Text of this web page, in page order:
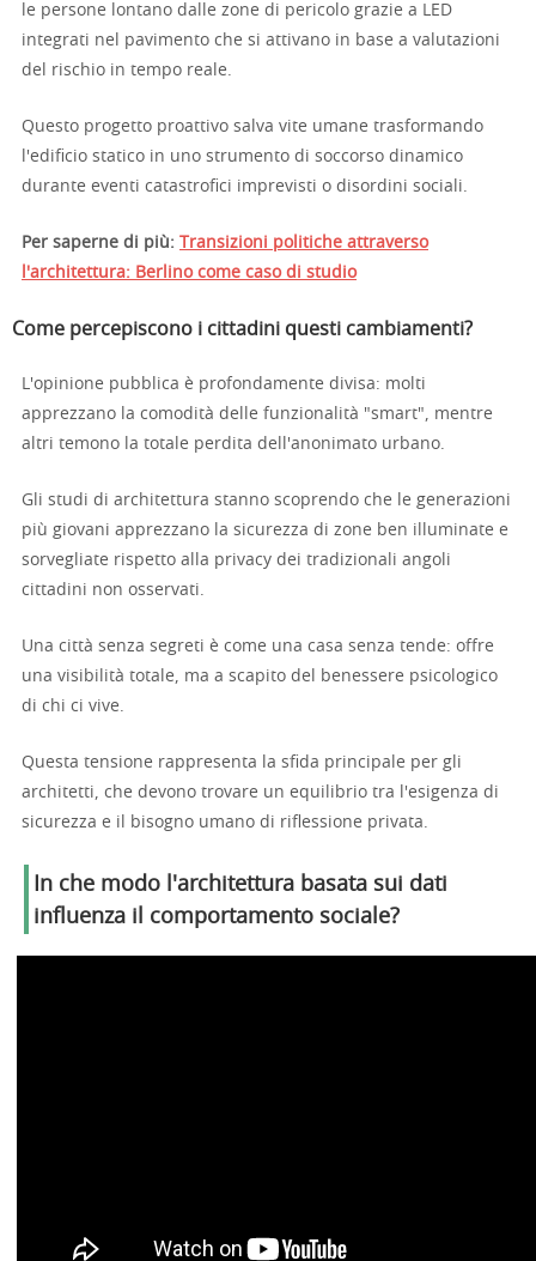
le persone lontano dalle zone di pericolo grazie a LED
integrati nel pavimento che si attivano in base a valutazioni
del rischio in tempo reale.
Questo progetto proattivo salva vite umane trasformando
l'edificio statico in uno strumento di soccorso dinamico
durante eventi catastrofici imprevisti o disordini sociali.
Per saperne di più:
Transizioni politiche attraverso
l'architettura: Berlino come caso di studio
Come percepiscono i cittadini questi cambiamenti?
L'opinione pubblica è profondamente divisa: molti
apprezzano la comodità delle funzionalità "smart", mentre
altri temono la totale perdita dell'anonimato urbano.
Gli studi di architettura stanno scoprendo che le generazioni
più giovani apprezzano la sicurezza di zone ben illuminate e
sorvegliate rispetto alla privacy dei tradizionali angoli
cittadini non osservati.
Una città senza segreti è come una casa senza tende: offre
una visibilità totale, ma a scapito del benessere psicologico
di chi ci vive.
Questa tensione rappresenta la sfida principale per gli
architetti, che devono trovare un equilibrio tra l'esigenza di
sicurezza e il bisogno umano di riflessione privata.
In che modo l'architettura basata sui dati
influenza il comportamento sociale?